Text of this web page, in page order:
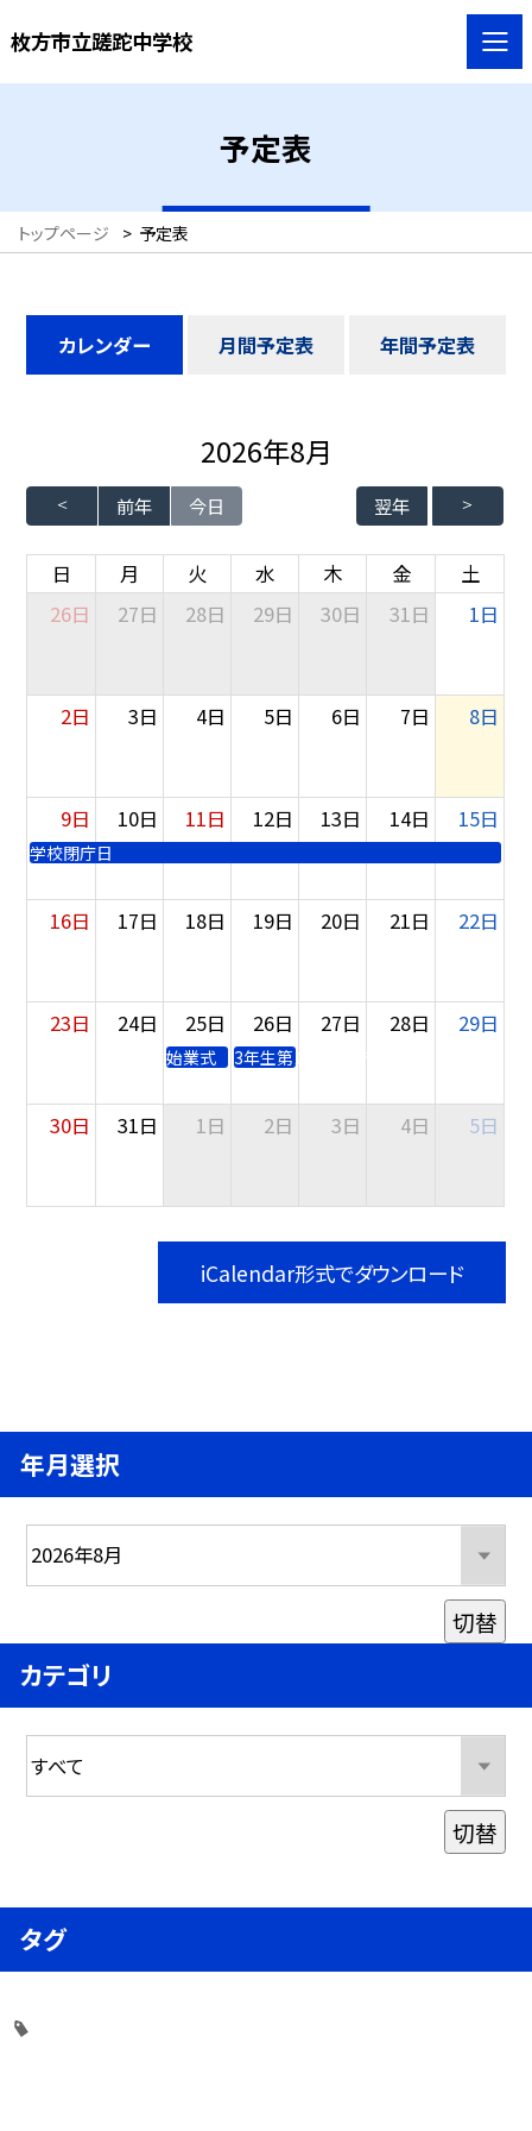
枚方市立蹉跎中学校
予定表
トップページ > 予定表
カレンダー 月間予定表 年間予定表
前年 今日
2026年8月
翌年
日 月 火 水 木 金
土
26日
27日 28日 29日 30日 31日 1日
2日 3日 4日 5日 6日 7日 8日
9日
学校閉庁日
10日 11日 12日 13日 14日 15日
16日 17日 18日 19日 20日 21日 22日
23日 24日 25日
始業式
26日
3年生第１回実力テスト
27日 28日 29日
30日 31日 1日 2日 3日 4日 5日
iCalendar形式でダウンロード
年月選択
切替
カテゴリ
切替
タグ